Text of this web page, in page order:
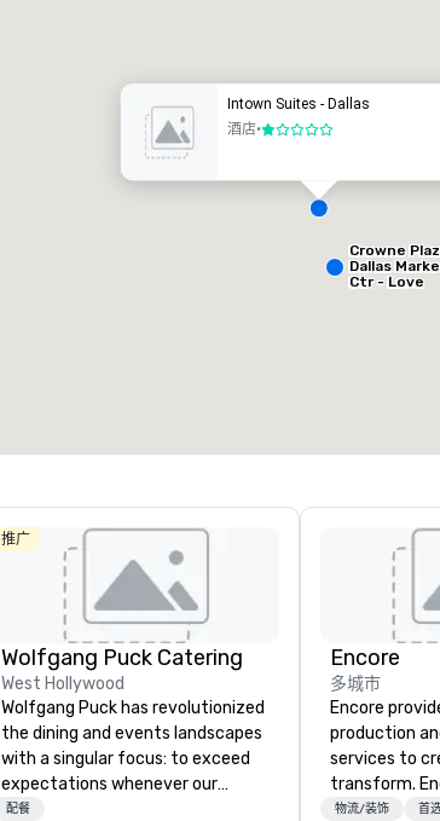
Removed from
Intown Suites - Dallas
酒店•1/5
Crowne
Dallas
Ctr - Love
推广
Wolfgang Puck Catering
West Hollywood
Wolfgang Puck has revolutionized
the dining and events landscapes
with a singular focus: to exceed
expectations whenever our
guests gather for a meal.
配餐
Encore
多城市
Encore
production
services to
transform.
memorable
物流/装饰 首